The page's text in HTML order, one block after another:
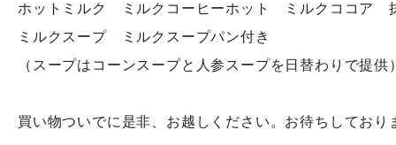
ホットミルク ミルクコーヒーホット ミルクココア
ミルクスープ ミルクスープパン付き
（スープはコーンスープと人参スープを日替わりで提供
買い物ついでに是非、お越しください。お待ちしており